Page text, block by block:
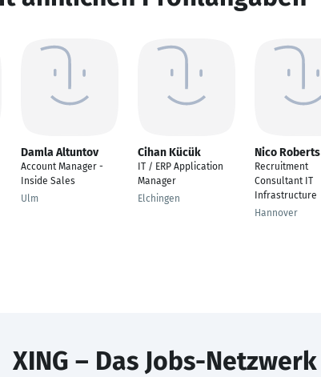
Damla Altuntov
Account Manager -
Inside Sales
Ulm
Cihan Kücük
IT / ERP Application
Manager
Elchingen
Nico Roberts
Recruitment
Consultant IT
Infrastructure
Hannover
XING – Das Jobs-Netzwerk